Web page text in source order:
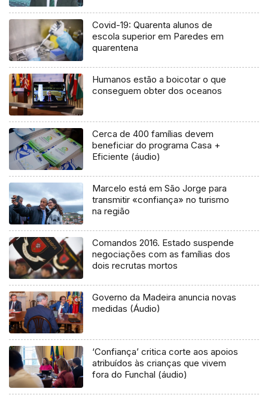
Covid-19: Quarenta alunos de
escola superior em Paredes em
quarentena
Humanos estão a boicotar o que
conseguem obter dos oceanos
Cerca de 400 famílias devem
beneficiar do programa Casa +
Eficiente (áudio)
Marcelo está em São Jorge para
transmitir «confiança» no turismo
na região
Comandos 2016. Estado suspende
negociações com as famílias dos
dois recrutas mortos
Governo da Madeira anuncia novas
medidas (Áudio)
‘Confiança’ critica corte aos apoios
atribuídos às crianças que vivem
fora do Funchal (áudio)